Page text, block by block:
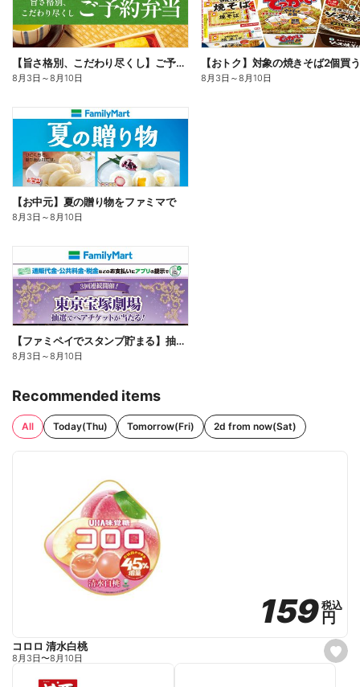
【旨さ格別、こだわり尽くし】ご予約弁当
8月3日 ～8月10日 8月3日 ～8月10日
【お中元】夏の贈り物をファミマで
8月3日 ～8月10日
【ファミペイでスタンプ貯まる】抽選でペアチケットが当たる!
8月3日 ～8月10日
Recommended items
All Today(Thu) Tomorrow(Fri) 2d from now(Sat)
s
e
159
159税込
税込
円
円
コロロ 清水白桃
8月3日〜8月10日